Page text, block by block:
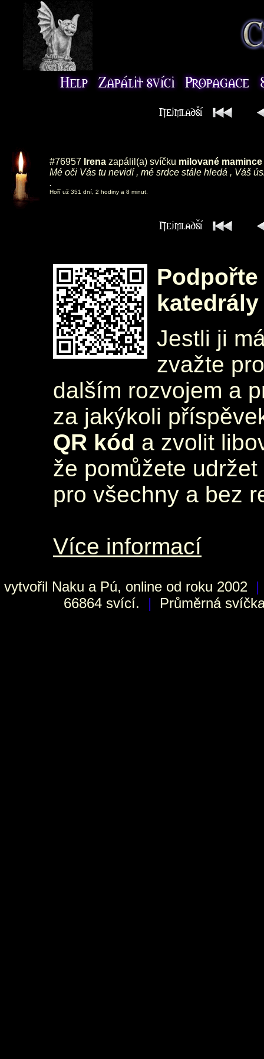
#76957 Irena zapálil(a) svíčku milované
Mé oči Vás tu nevidí , mé srdce stále hledá , Váš
.
Hoří už 351 dní, 2 hodiny a 8 minut.
katedrály
Jestli ji
zvažte
dalším rozvojem a
za jakýkoli
QR kód a zvolit
že pomůžete
pro všechny a bez
Více informací
vytvořil Naku a Pú, online od roku 2002 |
66864 svící.
| Průměrná